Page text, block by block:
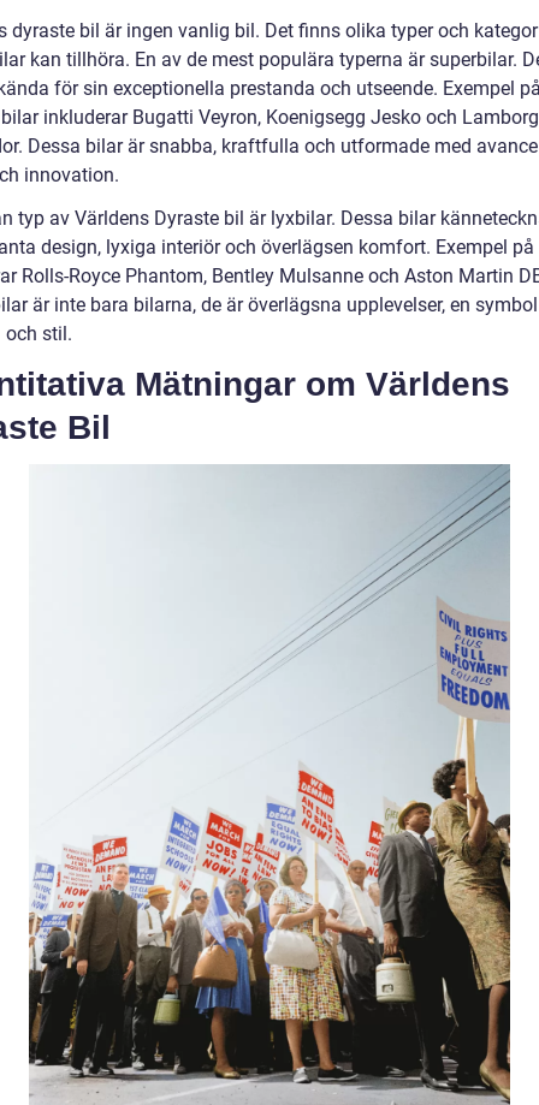
dyraste bil är ingen vanlig bil. Det finns olika typer och
kan tillhöra. En av de mest populära typerna är superbilar.
för sin exceptionella prestanda och utseende. Exempel
inkluderar Bugatti Veyron, Koenigsegg Jesko och
Dessa bilar är snabba, kraftfulla och utformade med
innovation.
typ av Världens Dyraste bil är lyxbilar. Dessa bilar
design, lyxiga interiör och överlägsen komfort. Exempel
Rolls-Royce Phantom, Bentley Mulsanne och Aston Martin
är inte bara bilarna, de är överlägsna upplevelser, en
och stil.
Mätningar om Världens
Bil